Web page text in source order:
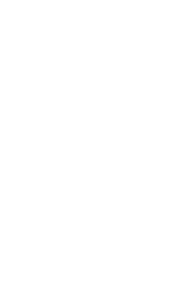
はありません。
に未対応品が